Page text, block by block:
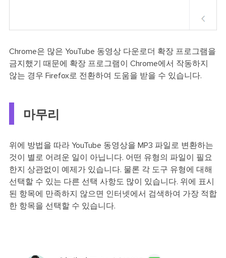
Chrome은 많은 YouTube 동영상 다운로더 확장 프로그램을
금지했기 때문에 확장 프로그램이 Chrome에서 작동하지
않는 경우 Firefox로 전환하여 도움을 받을 수 있습니다.
마무리
위에 방법을 따라 YouTube 동영상을 MP3 파일로 변환하는
것이 별로 어려운 일이 아닙니다. 어떤 유형의 파일이 필요
한지 상관없이 예제가 있습니다. 물론 각 도구 유형에 대해
선택할 수 있는 다른 선택 사항도 많이 있습니다. 위에 표시
된 항목에 만족하지 않으면 인터넷에서 검색하여 가장 적합
한 항목을 선택할 수 있습니다.